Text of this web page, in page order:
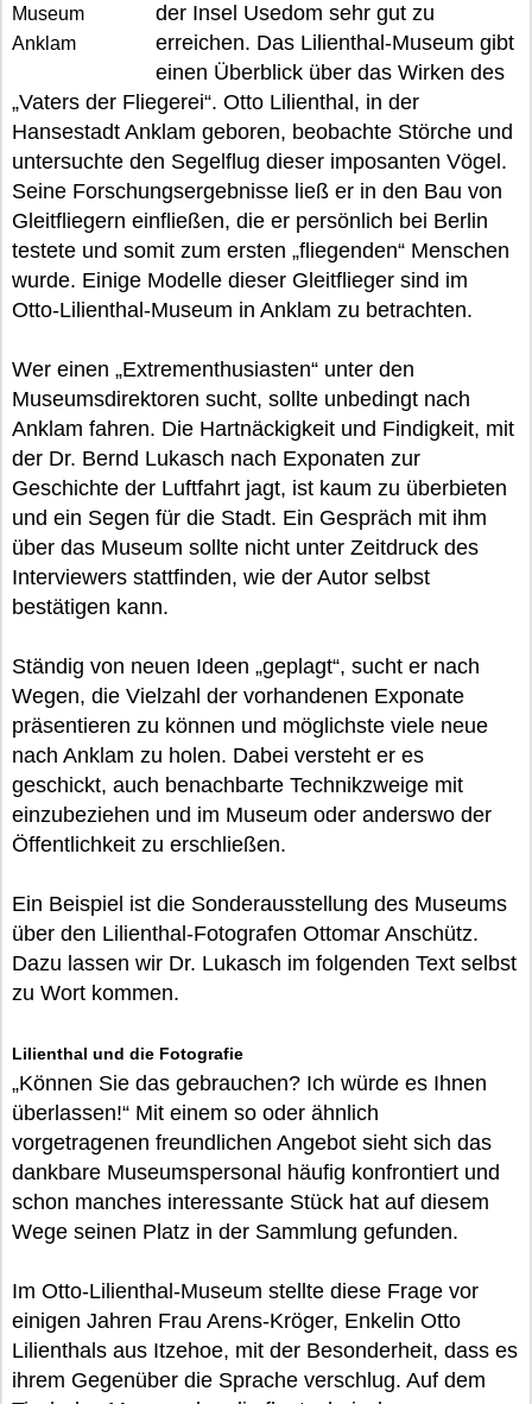
Museum
Anklam
der Insel Usedom sehr gut zu
erreichen. Das Lilienthal-Museum gibt
einen Überblick über das Wirken des
„Vaters der Fliegerei“. Otto Lilienthal, in der
Hansestadt Anklam geboren, beobachte Störche und
untersuchte den Segelflug dieser imposanten Vögel.
Seine Forschungsergebnisse ließ er in den Bau von
Gleitfliegern einfließen, die er persönlich bei Berlin
testete und somit zum ersten „fliegenden“ Menschen
wurde. Einige Modelle dieser Gleitflieger sind im
Otto-Lilienthal-Museum in Anklam zu betrachten.
Wer einen „Extrementhusiasten“ unter den
Museumsdirektoren sucht, sollte unbedingt nach
Anklam fahren. Die Hartnäckigkeit und Findigkeit, mit
der Dr. Bernd Lukasch nach Exponaten zur
Geschichte der Luftfahrt jagt, ist kaum zu überbieten
und ein Segen für die Stadt. Ein Gespräch mit ihm
über das Museum sollte nicht unter Zeitdruck des
Interviewers stattfinden, wie der Autor selbst
bestätigen kann.
Ständig von neuen Ideen „geplagt“, sucht er nach
Wegen, die Vielzahl der vorhandenen Exponate
präsentieren zu können und möglichste viele neue
nach Anklam zu holen. Dabei versteht er es
geschickt, auch benachbarte Technikzweige mit
einzubeziehen und im Museum oder anderswo der
Öffentlichkeit zu erschließen.
Ein Beispiel ist die Sonderausstellung des Museums
über den Lilienthal-Fotografen Ottomar Anschütz.
Dazu lassen wir Dr. Lukasch im folgenden Text selbst
zu Wort kommen.
Lilienthal und die Fotografie
„Können Sie das gebrauchen? Ich würde es Ihnen
überlassen!“ Mit einem so oder ähnlich
vorgetragenen freundlichen Angebot sieht sich das
dankbare Museumspersonal häufig konfrontiert und
schon manches interessante Stück hat auf diesem
Wege seinen Platz in der Sammlung gefunden.
Im Otto-Lilienthal-Museum stellte diese Frage vor
einigen Jahren Frau Arens-Kröger, Enkelin Otto
Lilienthals aus Itzehoe, mit der Besonderheit, dass es
ihrem Gegenüber die Sprache verschlug. Auf dem